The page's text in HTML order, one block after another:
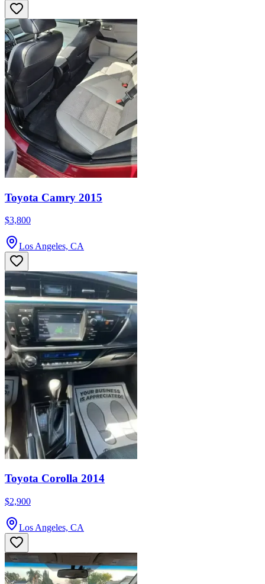
Toyota Camry 2015
$3,800
Los Angeles, CA
Toyota Corolla 2014
$2,900
Los Angeles, CA